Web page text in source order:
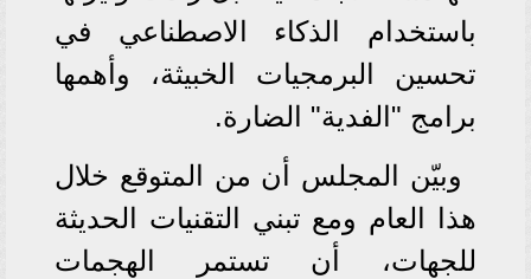
باستخدام الذكاء الاصطناعي في
تحسين البرمجيات الخبيثة، وأهمها
برامج "الفدية" الضارة.
وبيّن المجلس أن من المتوقع خلال
هذا العام ومع تبني التقنيات الحديثة
للجهات، أن تستمر الهجمات